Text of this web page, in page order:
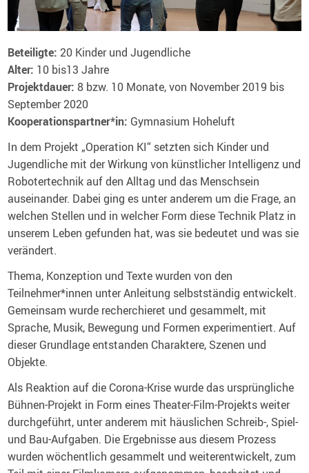
Beteiligte:20 Kinder und Jugendliche
Alter: 10 bis13 Jahre
Projektdauer:8 bzw. 10 Monate, von November 2019 bis
September 2020
Kooperationspartner*in: Gymnasium Hoheluft
In dem Projekt „Operation KI“ setzten sich Kinder und
Jugendliche mit der Wirkung von künstlicher Intelligenz und
Robotertechnik auf den Alltag und das Menschsein
auseinander. Dabei ging es unter anderem um die Frage, an
welchen Stellen und in welcher Form diese Technik Platz in
unserem Leben gefunden hat, was sie bedeutet und was sie
verändert.
Thema, Konzeption und Texte wurden von den
Teilnehmer*innen unter Anleitung selbstständig entwickelt.
Gemeinsam wurde recherchieret und gesammelt, mit
Sprache, Musik, Bewegung und Formen experimentiert. Auf
dieser Grundlage entstanden Charaktere, Szenen und
Objekte.
Als Reaktion auf die Corona-Krise wurde das ursprüngliche
Bühnen-Projekt in Form eines Theater-Film-Projekts weiter
durchgeführt, unter anderem mit häuslichen Schreib-, Spiel-
und Bau-Aufgaben. Die Ergebnisse aus diesem Prozess
wurden wöchentlich gesammelt und weiterentwickelt, zum